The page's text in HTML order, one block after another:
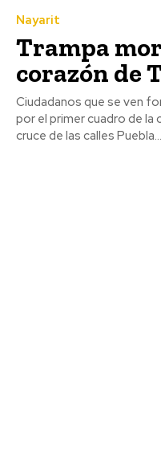
Nayarit
Trampa
corazón de
Ciudadanos que se ven
por el primer cuadro de la
cruce de las calles Puebla...